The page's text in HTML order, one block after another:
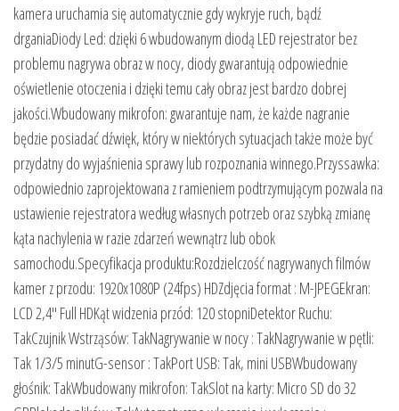
kamera uruchamia się automatycznie gdy wykryje ruch, bądź
drganiaDiody Led: dzięki 6 wbudowanym diodą LED rejestrator bez
problemu nagrywa obraz w nocy, diody gwarantują odpowiednie
oświetlenie otoczenia i dzięki temu cały obraz jest bardzo dobrej
jakości.Wbudowany mikrofon: gwarantuje nam, że każde nagranie
będzie posiadać dźwięk, który w niektórych sytuacjach także może być
przydatny do wyjaśnienia sprawy lub rozpoznania winnego.Przyssawka:
odpowiednio zaprojektowana z ramieniem podtrzymującym pozwala na
ustawienie rejestratora według własnych potrzeb oraz szybką zmianę
kąta nachylenia w razie zdarzeń wewnątrz lub obok
samochodu.Specyfikacja produktu:Rozdzielczość nagrywanych filmów
kamer z przodu: 1920x1080P (24fps) HDZdjęcia format : M-JPEGEkran:
LCD 2,4″ Full HDKąt widzenia przód: 120 stopniDetektor Ruchu:
TakCzujnik Wstrząsów: TakNagrywanie w nocy : TakNagrywanie w pętli:
Tak 1/3/5 minutG-sensor : TakPort USB: Tak, mini USBWbudowany
głośnik: TakWbudowany mikrofon: TakSlot na karty: Micro SD do 32